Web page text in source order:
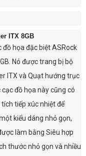
ITX 8GB
đồ họa đặc biệt ASRock
Nó được trang bị bộ
ITX và Quạt hướng trục
đồ họa này cũng có
tiếp xúc nhiệt để
kiểu dáng nhỏ gọn,
làm bằng Siêu hợp
thước nhỏ gọn và nhiều